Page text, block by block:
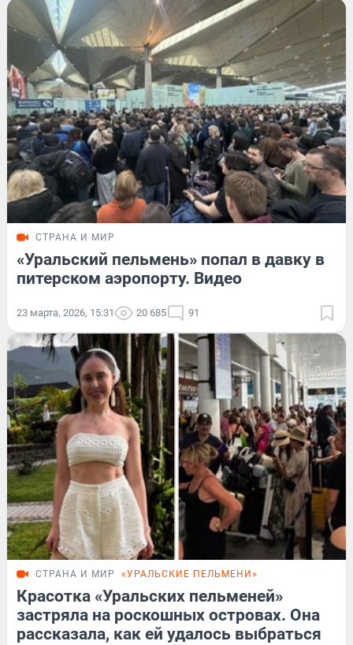
СТРАНА И МИР
«Уральский пельмень» попал в давку в
питерском аэропорту. Видео
23 марта, 2026, 15:31 20 685 91
СТРАНА И МИР «УРАЛЬСКИЕ ПЕЛЬМЕНИ»
Красотка «Уральских пельменей»
застряла на роскошных островах. Она
рассказала, как ей удалось выбраться